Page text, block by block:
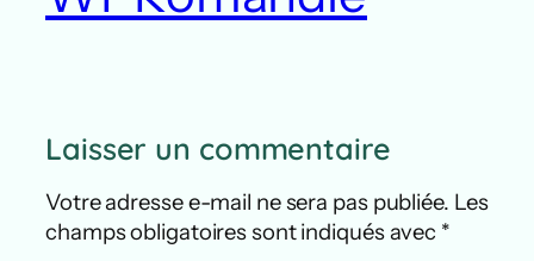
Laisser un commentaire
Votre adresse e-mail ne sera pas publiée. Les
champs obligatoires sont indiqués avec *